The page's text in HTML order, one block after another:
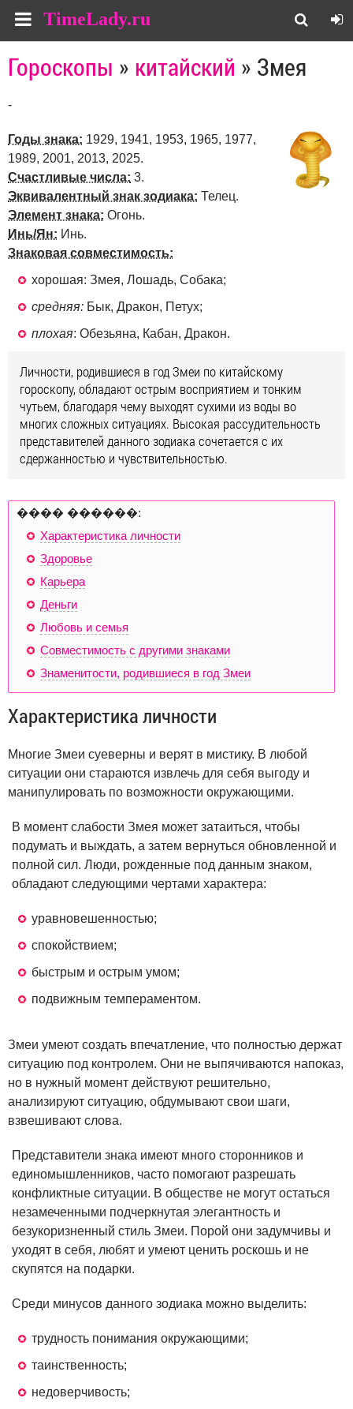
TimeLady.ru
Гороскопы » китайский » Змея
-
Годы знака: 1929, 1941, 1953, 1965, 1977,
1989, 2001, 2013, 2025.
Счастливые числа: 3.
Эквивалентный знак зодиака: Телец.
Элемент знака: Огонь.
Инь/Ян: Инь.
Знаковая совместимость:
хорошая: Змея, Лошадь, Собака;
средняя: Бык, Дракон, Петух;
плохая: Обезьяна, Кабан, Дракон.
Личности, родившиеся в год Змеи по китайскому
гороскопу, обладают острым восприятием и тонким
чутьем, благодаря чему выходят сухими из воды во
многих сложных ситуациях. Высокая рассудительность
представителей данного зодиака сочетается с их
сдержанностью и чувствительностью.
���� ������:
Характеристика личности
Здоровье
Карьера
Деньги
Любовь и семья
Совместимость с другими знаками
Знаменитости, родившиеся в год Змеи
Характеристика личности
Многие Змеи суеверны и верят в мистику. В любой
ситуации они стараются извлечь для себя выгоду и
манипулировать по возможности окружающими.
В момент слабости Змея может затаиться, чтобы
подумать и выждать, а затем вернуться обновленной и
полной сил. Люди, рожденные под данным знаком,
обладают следующими чертами характера:
уравновешенностью;
спокойствием;
быстрым и острым умом;
подвижным темпераментом.
Змеи умеют создать впечатление, что полностью держат
ситуацию под контролем. Они не выпячиваются напоказ,
но в нужный момент действуют решительно,
анализируют ситуацию, обдумывают свои шаги,
взвешивают слова.
Представители знака имеют много сторонников и
единомышленников, часто помогают разрешать
конфликтные ситуации. В обществе не могут остаться
незамеченными подчеркнутая элегантность и
безукоризненный стиль Змеи. Порой они задумчивы и
уходят в себя, любят и умеют ценить роскошь и не
скупятся на подарки.
Среди минусов данного зодиака можно выделить:
трудность понимания окружающими;
таинственность;
недоверчивость;